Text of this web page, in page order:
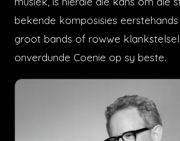
bekende komposisies
groot bands of rowwe
onverdunde Coenie op sy beste.